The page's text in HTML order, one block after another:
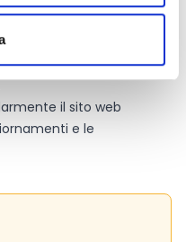
2027 – 10. European
il sito web
e le